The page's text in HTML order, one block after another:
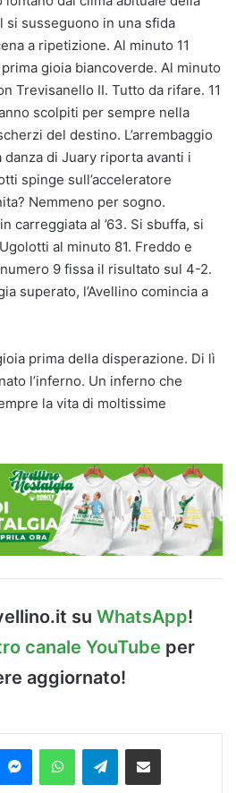
si susseguono in una sfida
a ripetizione. Al minuto 11
gioia biancoverde. Al minuto
Trevisanello II. Tutto da rifare. 11
scolpiti per sempre nella
del destino. L’arrembaggio
di Juary riporta avanti i
spinge sull’acceleratore
Nemmeno per sogno.
carreggiata al ’63. Si sbuffa, si
al minuto 81. Freddo e
9 fissa il risultato sul 4-2.
superato, l’Avellino comincia a
prima della disperazione. Di lì
l’inferno. Un inferno che
la vita di moltissime
su WhatsApp!
canale YouTube per
aggiornato!
MessengerWhatsAppTelegramCondividi via Email